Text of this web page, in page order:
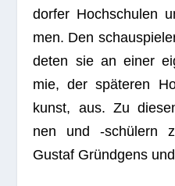
dor­fer Hoch­schu­len
men. Den
de­ten sie an einer
mie, der spä­te­ren
kunst, aus. Zu
nen und ‑schü­lern
Gus­taf Gründ­gens